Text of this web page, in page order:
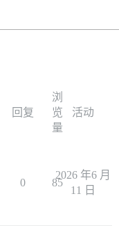
回复
浏
览
量
活动
0 85
2026 年6 月
11 日